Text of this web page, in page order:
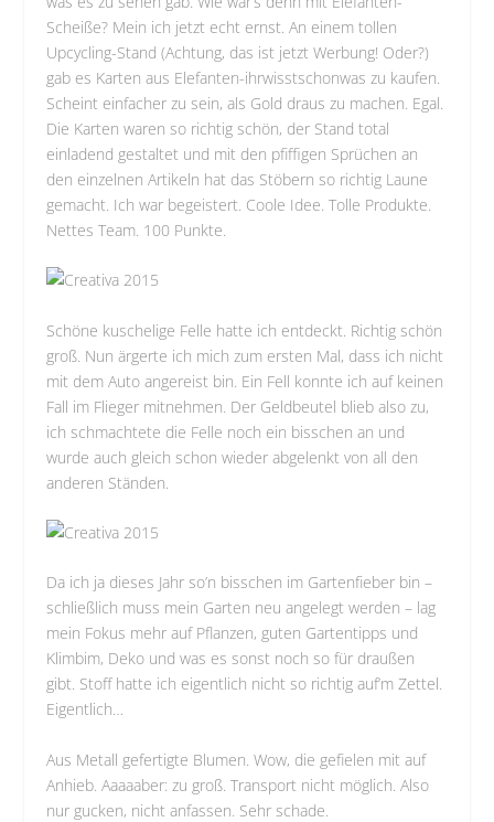
Scheiße? Mein ich jetzt echt ernst. An einem tollen
Upcycling-Stand (Achtung, das ist jetzt Werbung! Oder?)
gab es Karten aus Elefanten-ihrwisstschonwas zu kaufen.
Scheint einfacher zu sein, als Gold draus zu machen. Egal.
Die Karten waren so richtig schön, der Stand total
einladend gestaltet und mit den pfiffigen Sprüchen an
den einzelnen Artikeln hat das Stöbern so richtig Laune
gemacht. Ich war begeistert. Coole Idee. Tolle Produkte.
Nettes Team. 100 Punkte.
Schöne kuschelige Felle hatte ich entdeckt. Richtig schön
groß. Nun ärgerte ich mich zum ersten Mal, dass ich nicht
mit dem Auto angereist bin. Ein Fell konnte ich auf keinen
Fall im Flieger mitnehmen. Der Geldbeutel blieb also zu,
ich schmachtete die Felle noch ein bisschen an und
wurde auch gleich schon wieder abgelenkt von all den
anderen Ständen.
Da ich ja dieses Jahr so’n bisschen im Gartenfieber bin –
schließlich muss mein Garten neu angelegt werden – lag
mein Fokus mehr auf Pflanzen, guten Gartentipps und
Klimbim, Deko und was es sonst noch so für draußen
gibt. Stoff hatte ich eigentlich nicht so richtig auf’m Zettel.
Eigentlich…
Aus Metall gefertigte Blumen. Wow, die gefielen mit auf
Anhieb. Aaaaaber: zu groß. Transport nicht möglich. Also
nur gucken, nicht anfassen. Sehr schade.